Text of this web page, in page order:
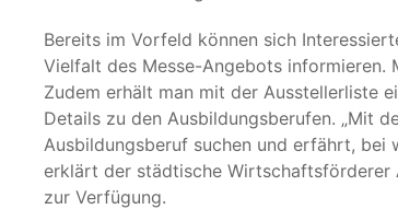
Bereits im Vorfeld können sich
Vielfalt des Messe-Angebots informieren.
Zudem erhält man mit der Ausstellerliste
Details zu den Ausbildungsberufen. „Mit
Ausbildungsberuf suchen und erfährt, bei
erklärt der städtische Wirtschaftsförderer
zur Verfügung.